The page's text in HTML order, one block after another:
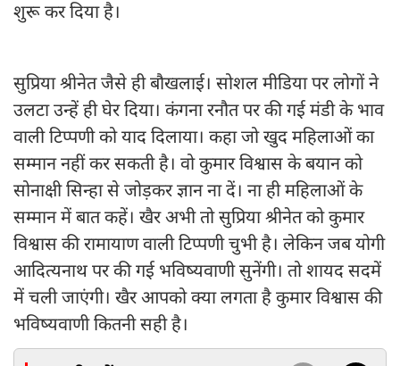
शुरू कर दिया है।
सुप्रिया श्रीनेत जैसे ही बौखलाई। सोशल मीडिया पर लोगों ने
उलटा उन्हें ही घेर दिया। कंगना रनौत पर की गई मंडी के भाव
वाली टिप्पणी को याद दिलाया। कहा जो खुद महिलाओं का
सम्मान नहीं कर सकती है। वो कुमार विश्वास के बयान को
सोनाक्षी सिन्हा से जोड़कर ज्ञान ना दें। ना ही महिलाओं के
सम्मान में बात कहें। खैर अभी तो सुप्रिया श्रीनेत को कुमार
विश्वास की रामायाण वाली टिप्पणी चुभी है। लेकिन जब योगी
आदित्यनाथ पर की गई भविष्यवाणी सुनेंगी। तो शायद सदमें
में चली जाएंगी। खैर आपको क्या लगता है कुमार विश्वास की
भविष्यवाणी कितनी सही है।